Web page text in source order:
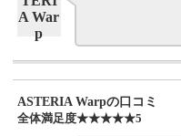
ASTERIA Warpの口コミ
全体満足度☆☆☆☆☆
★★★★★5